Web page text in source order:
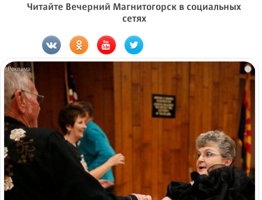
Читайте Вечерний Магнитогорск в социальных
сетях
i